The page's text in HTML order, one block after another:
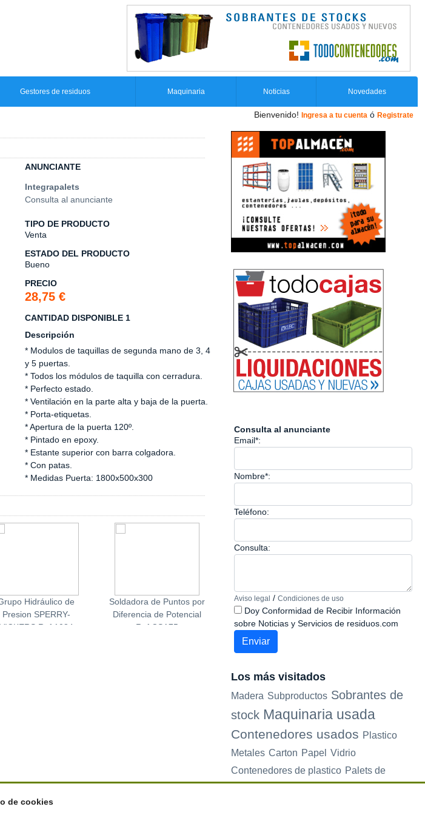
Gestores de residuos Maquinaria Noticias Novedades
Bienvenido! Ingresa a tu cuenta ó Registrate
ANUNCIANTE
Integrapalets
Consulta al anunciante
TIPO DE PRODUCTO
Venta
ESTADO DEL PRODUCTO
Bueno
PRECIO
28,75 €
CANTIDAD DISPONIBLE 1
Descripción
* Modulos de taquillas de segunda mano de 3, 4
y 5 puertas.
* Todos los módulos de taquilla con cerradura.
* Perfecto estado.
* Ventilación en la parte alta y baja de la puerta.
* Porta-etiquetas.
* Apertura de la puerta 120º.
* Pintado en epoxy.
* Estante superior con barra colgadora.
* Con patas.
* Medidas Puerta: 1800x500x300
Hidráulico de
Presion SPERRY-
VICKERS Ref.1084
Soldadora de Puntos por
Diferencia de Potencial
Ref.CSA75
Etiqueteadora Rotativa
Dositec ROC Ref.3906
Rolmatic
Consulta al anunciante
Email*:
Nombre*:
Teléfono:
Consulta:
Aviso legal / Condiciones de uso
Doy Conformidad de Recibir Información
sobre Noticias y Servicios de residuos.com
Los más visitados
Madera Subproductos Sobrantes de
stock Maquinaria usada
Contenedores usados Plastico
Metales Carton Papel Vidrio
Contenedores de plastico Palets de
de cookies